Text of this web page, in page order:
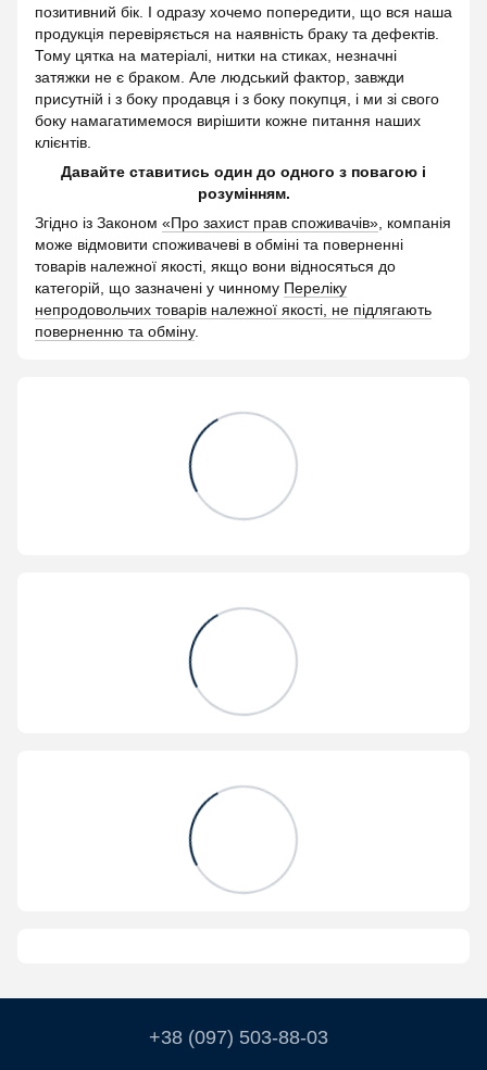
позитивний бік. І одразу хочемо попередити, що вся наша
продукція перевіряється на наявність браку та дефектів.
Тому цятка на матеріалі, нитки на стиках, незначні
затяжки не є браком. Але людський фактор, завжди
присутній і з боку продавця і з боку покупця, і ми зі свого
боку намагатимемося вирішити кожне питання наших
клієнтів.
Давайте ставитись один до одного з повагою і
розумінням.
Згідно із Законом «Про захист прав споживачів» , компанія
може відмовити споживачеві в обміні та поверненні
товарів належної якості, якщо вони відносяться до
категорій, що зазначені у чинному Переліку
непродовольчих товарів належної якості, не підлягають
поверненню та обміну.
+38 (097) 503-88-03